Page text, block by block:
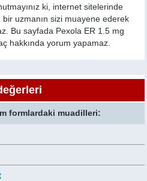
ki, internet sitelerinde
uzmanın sizi muayene ederek
Bu sayfada Pexola ER 1.5 mg
hakkında yorum yapamaz.
formlardaki muadilleri: